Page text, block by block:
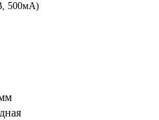
500мА)